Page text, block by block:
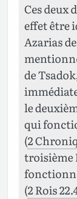
Ces deux
effet être
Azarias
de
le
qui
(2
troisième
(2 Rois